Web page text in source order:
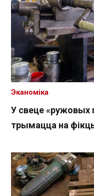
У свеце «ружовых
трымацца на
Эканоміка